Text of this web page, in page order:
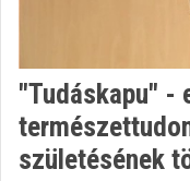
Kategóriák
Intézményi listák
"Tudáskapu" -
születésének